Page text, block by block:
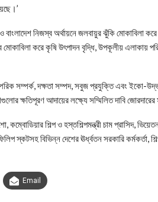
নিজস্ব অর্থায়নে জলবায়ুর ঝুঁকি মোকাবিলা
মোকাবিলা করে কৃষি উৎপাদন বৃদ্ধি, উপকূলীয় এলাকায়
সম্পর্ক, দক্ষতা সম্পদ, সবুজ প্রযুক্তি এবং ইকো-
ক্ষতিপূরণ আদায়ের লক্ষ্যে সম্মিলিত দাবি
কম্বোডিয়ার শিল্প ও হস্তশিল্পমন্ত্রী চাম প্রাসিদ,
স্কটসহ বিভিন্ন দেশের ঊর্ধ্বতন সরকারি কর্মকর্তা,
Email